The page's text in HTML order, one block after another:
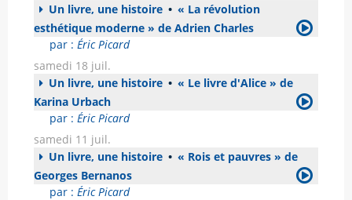
Un livre, une histoire • « La révolution
esthétique moderne » de Adrien Charles
par : Éric Picard
samedi 18 juil.
Un livre, une histoire • « Le livre d'Alice » de
Karina Urbach
par : Éric Picard
samedi 11 juil.
Un livre, une histoire • « Rois et pauvres » de
Georges Bernanos
par : Éric Picard